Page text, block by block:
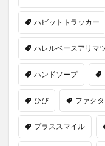
ハビットトラッカー
ハレルベースアリマ
ハンドソープ
ひび ファク
プラススマイル